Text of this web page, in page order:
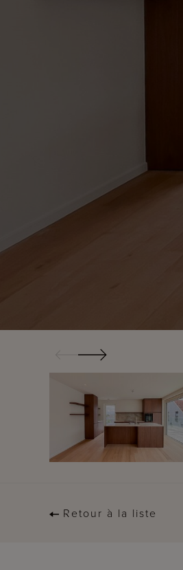
Retour à la liste